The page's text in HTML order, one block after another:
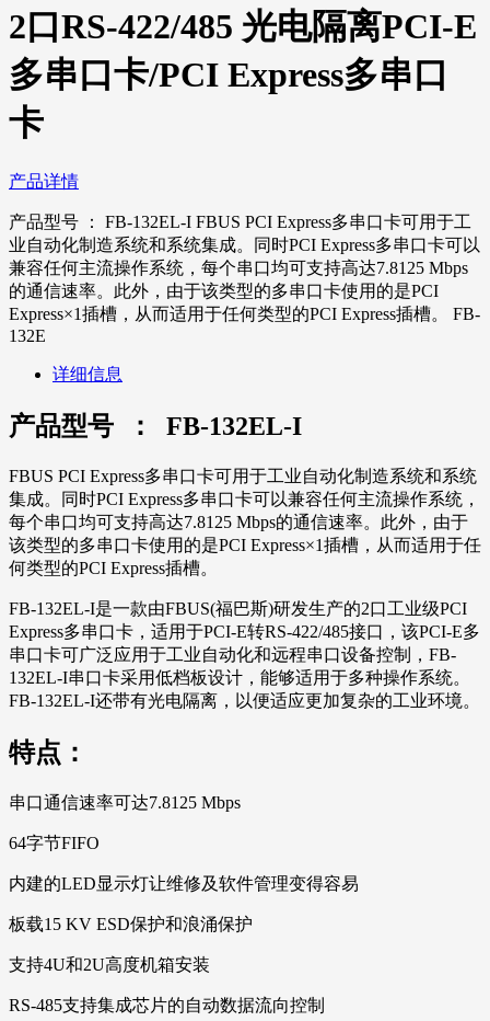
2口RS-422/485 光电隔离PCI-E
多串口卡/PCI Express多串口
卡
产品详情
产品型号 ： FB-132EL-I FBUS PCI Express多串口卡可用于工
业自动化制造系统和系统集成。同时PCI Express多串口卡可以
兼容任何主流操作系统，每个串口均可支持高达7.8125 Mbps
的通信速率。此外，由于该类型的多串口卡使用的是PCI
Express×1插槽，从而适用于任何类型的PCI Express插槽。 FB-
132E
详细信息
产品型号 ： FB-132EL-I
FBUS PCI Express多串口卡可用于工业自动化制造系统和系统
集成。同时PCI Express多串口卡可以兼容任何主流操作系统，
每个串口均可支持高达7.8125 Mbps的通信速率。此外，由于
该类型的多串口卡使用的是PCI Express×1插槽，从而适用于任
何类型的PCI Express插槽。
FB-132EL-I是一款由FBUS(福巴斯)研发生产的2口工业级PCI
Express多串口卡，适用于PCI-E转RS-422/485接口，该PCI-E多
串口卡可广泛应用于工业自动化和远程串口设备控制，FB-
132EL-I串口卡采用低档板设计，能够适用于多种操作系统。
FB-132EL-I还带有光电隔离，以便适应更加复杂的工业环境。
特点：
串口通信速率可达7.8125 Mbps
64字节FIFO
内建的LED显示灯让维修及软件管理变得容易
板载15 KV ESD保护和浪涌保护
支持4U和2U高度机箱安装
RS-485支持集成芯片的自动数据流向控制